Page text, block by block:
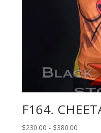
F164.
$230.00 - $380.00Rango